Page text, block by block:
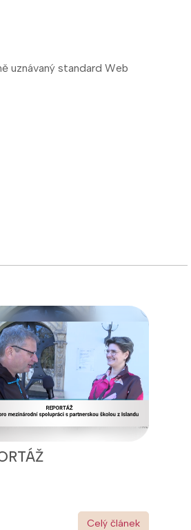
uznávaný standard Web
Celý článek